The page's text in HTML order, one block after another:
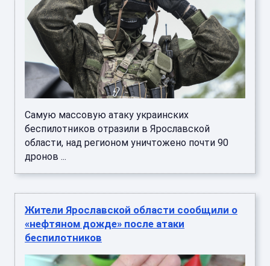
Самую массовую атаку украинских
беспилотников отразили в Ярославской
области, над регионом уничтожено почти 90
дронов ...
Жители Ярославской области сообщили о
«нефтяном дожде» после атаки
беспилотников